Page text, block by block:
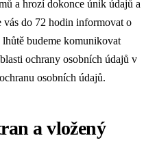
a hrozí dokonce únik údajů a
vás do 72 hodin informovat o
budeme komunikovat
ochrany osobních údajů v
osobních údajů.
a vložený